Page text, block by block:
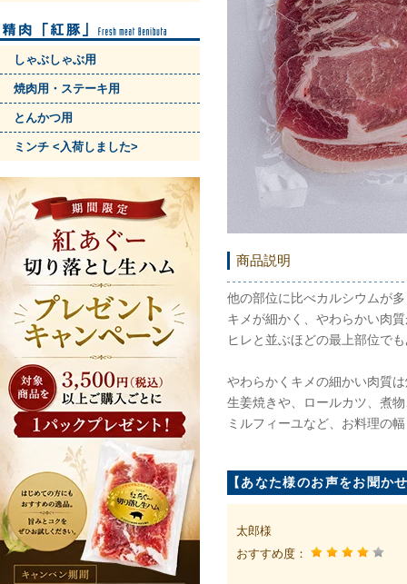
商品説明
他の部位に比べカルシウムが
キメが細かく、やわらかい肉
ヒレと並ぶほどの最上部位で
やわらかくキメの細かい肉質
生姜焼きや、ロールカツ、煮
ミルフィーユなど、お料理の
【あなた様のお声をお聞か
太郎様
おすすめ度：
しゃぶしゃぶ用
焼肉用・ステーキ用
とんかつ用
ミンチ <入荷しました>